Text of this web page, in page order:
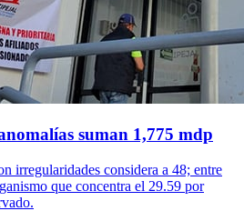
suman 1,775 mdp
irregularidades considera a 48; entre
que concentra el 29.59 por